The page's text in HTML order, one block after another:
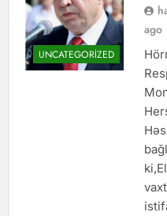
UNCATEGORIZED
ago